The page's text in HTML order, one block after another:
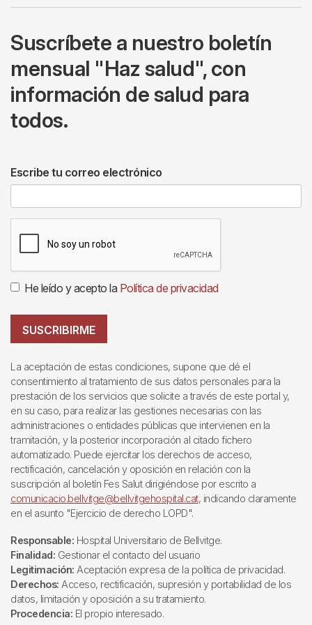
Suscríbete a nuestro boletín
mensual "Haz salud", con
información de salud para
todos.
Escribe tu correo electrónico
He leído y acepto la Política de privacidad
SUSCRIBIRME
La aceptación de estas condiciones, supone que dé el
consentimiento al tratamiento de sus datos personales para la
prestación de los servicios que solicite a través de este portal y,
en su caso, para realizar las gestiones necesarias con las
administraciones o entidades públicas que intervienen en la
tramitación, y la posterior incorporación al citado fichero
automatizado. Puede ejercitar los derechos de acceso,
rectificación, cancelación y oposición en relación con la
suscripción al boletín Fes Salut dirigiéndose por escrito a
comunicacio.bellvitge@bellvitgehospital.cat, indicando claramente
en el asunto "Ejercicio de derecho LOPD".
Responsable: Hospital Universitario de Bellvitge.
Finalidad: Gestionar el contacto del usuario
Legitimación: Aceptación expresa de la política de privacidad.
Derechos: Acceso, rectificación, supresión y portabilidad de los
datos, limitación y oposición a su tratamiento.
Procedencia: El propio interesado.